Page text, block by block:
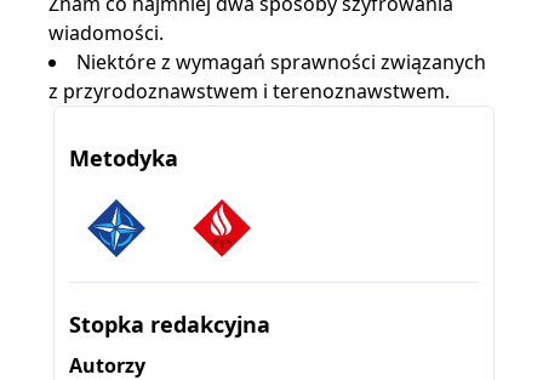
wiadomości.
Niektóre z wymagań sprawności związanych
z przyrodoznawstwem i terenoznawstwem.
Metodyka
Stopka redakcyjna
Autorzy